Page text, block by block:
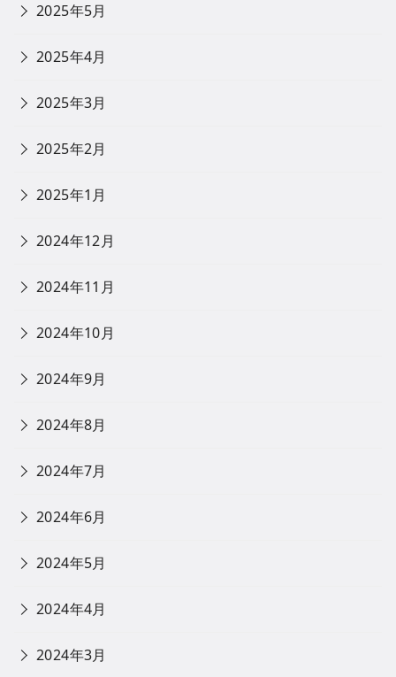
2025年5月
2025年4月
2025年3月
2025年2月
2025年1月
2024年12月
2024年11月
2024年10月
2024年9月
2024年8月
2024年7月
2024年6月
2024年5月
2024年4月
2024年3月